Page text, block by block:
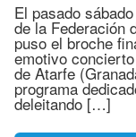
El pasado
de la Federación
puso el broche
emotivo
de Atarfe
programa
deleitando […]